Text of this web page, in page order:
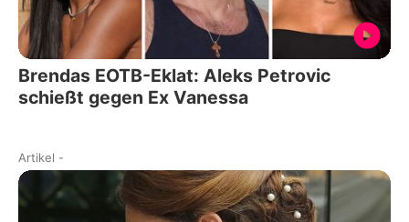
Brendas EOTB-Eklat: Aleks Petrovic
schießt gegen Ex Vanessa
Artikel -